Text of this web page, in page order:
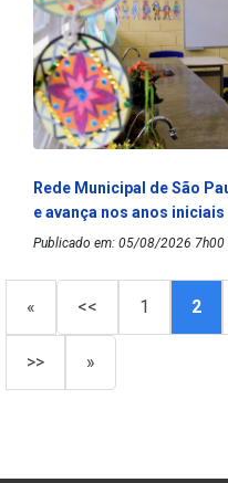
Rede Municipal de São
e avança nos anos
Publicado em: 05/08/2026 7h00
« << 1 2
>> »